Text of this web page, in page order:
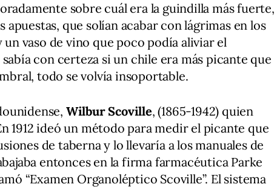
sobre cuál era la guindilla más fuerte,
apuestas, que solían acabar con lágrimas en los
vaso de vino que poco podía aliviar el
con certeza si un chile era más picante que
todo se volvía insoportable.
Wilbur Scoville, (1865-1942) quien
1912 ideó un método para medir el picante que
de taberna y lo llevaría a los manuales de
entonces en la firma farmacéutica Parke
“Examen Organoléptico Scoville”. El sistema